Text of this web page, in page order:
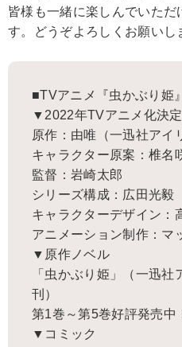
皆様も一緒に楽しんでいた
す。どうぞよろしくお願いし
■TVアニメ『虫かぶり姫』
▼2022年TVアニメ化決定
原作：由唯（一迅社アイ
キャラクター原案：椎名
監督：岩崎太郎
シリーズ構成：広田光毅
キャラクターデザイン：
アニメーション制作：マ
▼原作ノベル
「虫かぶり姫」（一迅
刊）
第1巻～第5巻好評発売中
▼コミック